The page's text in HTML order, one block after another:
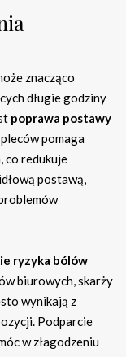
znacząco
długie godziny
poprawa postawy
pomaga
co redukuje
postawą,
ryzyka bólów
biurowych, skarży
wynikają z
Podparcie
w złagodzeniu